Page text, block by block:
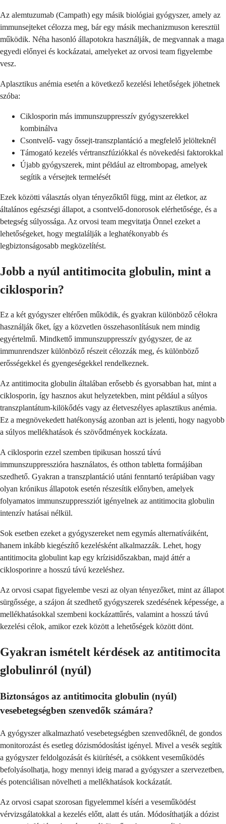
Az alemtuzumab (Campath) egy másik biológiai gyógyszer, amely az
immunsejteket célozza meg, bár egy másik mechanizmuson keresztül
működik. Néha hasonló állapotokra használják, de megvannak a maga
egyedi előnyei és kockázatai, amelyeket az orvosi team figyelembe
vesz.
Aplasztikus anémia esetén a következő kezelési lehetőségek jöhetnek
szóba:
Ciklosporin más immunszuppresszív gyógyszerekkel
kombinálva
Csontvelő- vagy őssejt-transzplantáció a megfelelő jelölteknél
Támogató kezelés vértranszfúziókkal és növekedési faktorokkal
Újabb gyógyszerek, mint például az eltrombopag, amelyek
segítik a vérsejtek termelését
Ezek közötti választás olyan tényezőktől függ, mint az életkor, az
általános egészségi állapot, a csontvelő-donorosok elérhetősége, és a
betegség súlyossága. Az orvosi team megvitatja Önnel ezeket a
lehetőségeket, hogy megtalálják a leghatékonyabb és
legbiztonságosabb megközelítést.
Jobb a nyúl antitimocita globulin, mint a
ciklosporin?
Ez a két gyógyszer eltérően működik, és gyakran különböző célokra
használják őket, így a közvetlen összehasonlításuk nem mindig
egyértelmű. Mindkettő immunszuppresszív gyógyszer, de az
immunrendszer különböző részeit célozzák meg, és különböző
erősségekkel és gyengeségekkel rendelkeznek.
Az antitimocita globulin általában erősebb és gyorsabban hat, mint a
ciklosporin, így hasznos akut helyzetekben, mint például a súlyos
transzplantátum-kilökődés vagy az életveszélyes aplasztikus anémia.
Ez a megnövekedett hatékonyság azonban azt is jelenti, hogy nagyobb
a súlyos mellékhatások és szövődmények kockázata.
A ciklosporin ezzel szemben tipikusan hosszú távú
immunszuppresszióra használatos, és otthon tabletta formájában
szedhető. Gyakran a transzplantáció utáni fenntartó terápiában vagy
olyan krónikus állapotok esetén részesítik előnyben, amelyek
folyamatos immunszuppressziót igényelnek az antitimocita globulin
intenzív hatásai nélkül.
Sok esetben ezeket a gyógyszereket nem egymás alternatíváiként,
hanem inkább kiegészítő kezelésként alkalmazzák. Lehet, hogy
antitimocita globulint kap egy krízisidőszakban, majd áttér a
ciklosporinre a hosszú távú kezeléshez.
Az orvosi csapat figyelembe veszi az olyan tényezőket, mint az állapot
sürgőssége, a szájon át szedhető gyógyszerek szedésének képessége, a
mellékhatásokkal szembeni kockázattűrés, valamint a hosszú távú
kezelési célok, amikor ezek között a lehetőségek között dönt.
Gyakran ismételt kérdések az antitimocita
globulinról (nyúl)
Biztonságos az antitimocita globulin (nyúl)
vesebetegségben szenvedők számára?
A gyógyszer alkalmazható vesebetegségben szenvedőknél, de gondos
monitorozást és esetleg dózismódosítást igényel. Mivel a vesék segítik
a gyógyszer feldolgozását és kiürítését, a csökkent veseműködés
befolyásolhatja, hogy mennyi ideig marad a gyógyszer a szervezetben,
és potenciálisan növelheti a mellékhatások kockázatát.
Az orvosi csapat szorosan figyelemmel kíséri a veseműködést
vérvizsgálatokkal a kezelés előtt, alatt és után. Módosíthatják a dózist